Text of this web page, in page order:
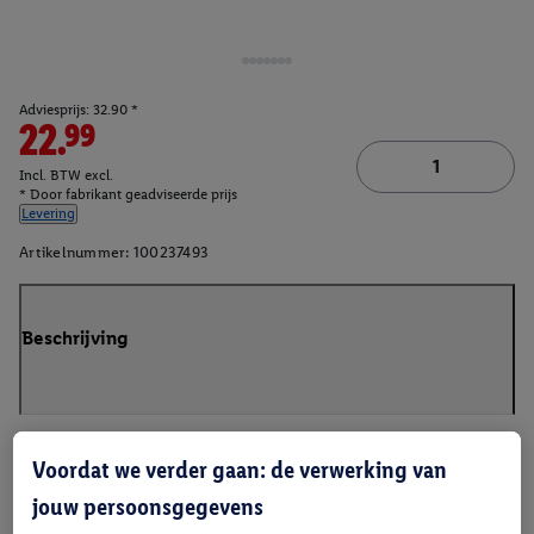
Adviesprijs: 32.90 *
22.99
Incl. BTW excl.
* Door fabrikant geadviseerde prijs
Levering
Artikelnummer: 100237493
Beschrijving
Voordat we verder gaan: de verwerking van
jouw persoonsgegevens